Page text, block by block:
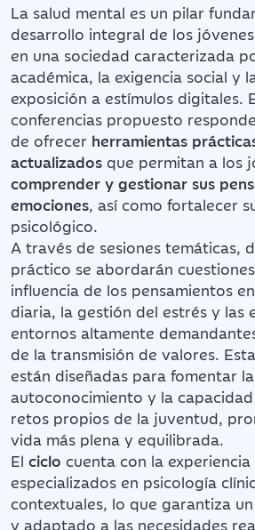
La salud mental es un pilar
desarrollo integral de los
en una sociedad caracterizada
académica, la exigencia social y
exposición a estímulos digitales.
conferencias propuesto
de ofrecer herramientas
actualizados que permitan a los
comprender y gestionar sus
emociones, así como fortalecer
psicológico.
A través de sesiones temáticas,
práctico se abordarán
influencia de los pensamientos
diaria, la gestión del estrés y las
entornos altamente
de la transmisión de valores.
están diseñadas para fomentar
autoconocimiento y la
retos propios de la juventud,
vida más plena y equilibrada.
El ciclo cuenta con la
especializados en psicología
contextuales, lo que garantiza
y adaptado a las necesidades